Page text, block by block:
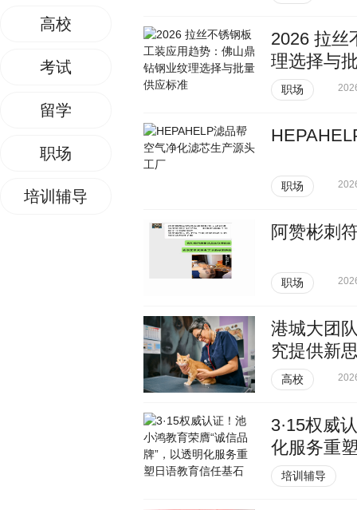
高校
考试
留学
职场
培训辅导
2026 拉丝
理选择与
职场
职场
阿赞彬刺
职场
港城大团
究提供新
高校
3·15权威
化服务重
培训辅导